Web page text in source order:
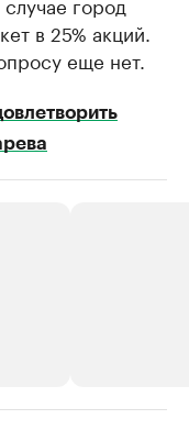
в 25% акций.
еще нет.